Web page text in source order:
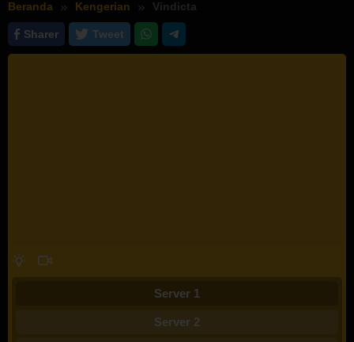
Beranda Kengerian Vindicta
Sharer Tweet
Server 1
Server 2